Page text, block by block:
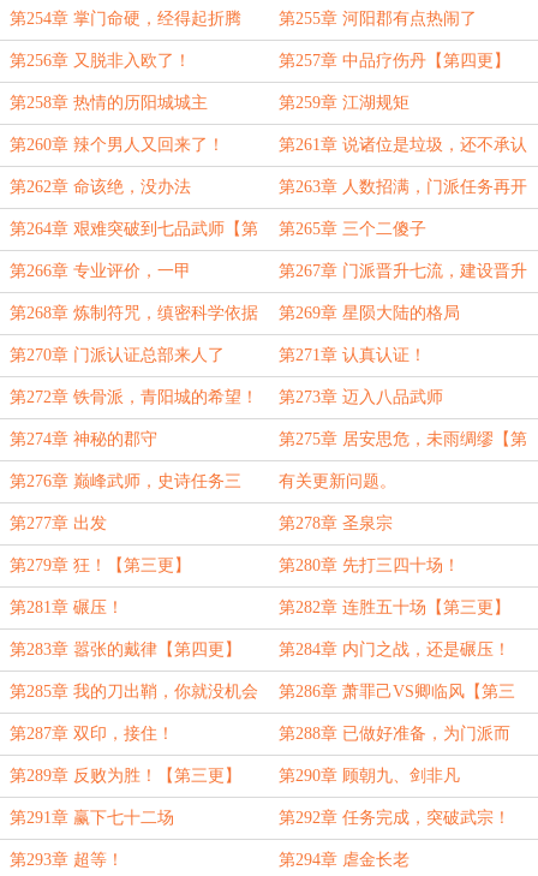
第254章 掌门命硬，经得起折腾 第255章 河阳郡有点热闹了
第256章 又脱非入欧了！ 第257章 中品疗伤丹【第四更】
第258章 热情的历阳城城主 第259章 江湖规矩
第260章 辣个男人又回来了！ 第261章 说诸位是垃圾，还不承认
么？
第262章 命该绝，没办法 第263章 人数招满，门派任务再开
启
第264章 艰难突破到七品武师【第
四更】
第265章 三个二傻子
第266章 专业评价，一甲 第267章 门派晋升七流，建设晋升
四级！
第268章 炼制符咒，缜密科学依据
【第四更】
第269章 星陨大陆的格局
第270章 门派认证总部来人了 第271章 认真认证！
第272章 铁骨派，青阳城的希望！ 第273章 迈入八品武师
第274章 神秘的郡守 第275章 居安思危，未雨绸缪【第
四更】
第276章 巅峰武师，史诗任务三
【第五更】
有关更新问题。
第277章 出发 第278章 圣泉宗
第279章 狂！【第三更】 第280章 先打三四十场！
第281章 碾压！ 第282章 连胜五十场【第三更】
第283章 嚣张的戴律【第四更】 第284章 内门之战，还是碾压！
第285章 我的刀出鞘，你就没机会
了
第286章 萧罪己VS卿临风【第三
更】
第287章 双印，接住！ 第288章 已做好准备，为门派而
战！
第289章 反败为胜！【第三更】 第290章 顾朝九、剑非凡
第291章 赢下七十二场 第292章 任务完成，突破武宗！
【第三更】
第293章 超等！ 第294章 虐金长老